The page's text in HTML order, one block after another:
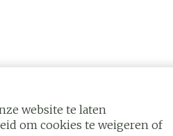
website te laten
om cookies te weigeren of